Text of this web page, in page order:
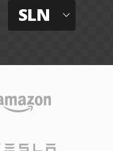
SLN